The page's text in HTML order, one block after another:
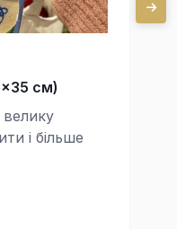
см)
велику
і більше